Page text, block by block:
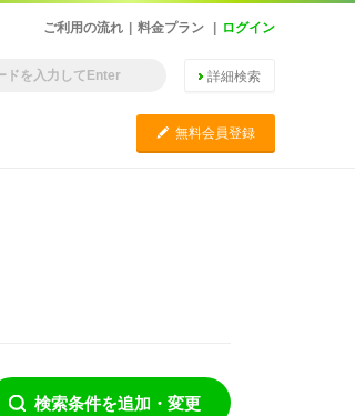
ご利用の流れ 料金プラン ログイン
詳細検索
C 無料会員登録
検索条件を追加・変更